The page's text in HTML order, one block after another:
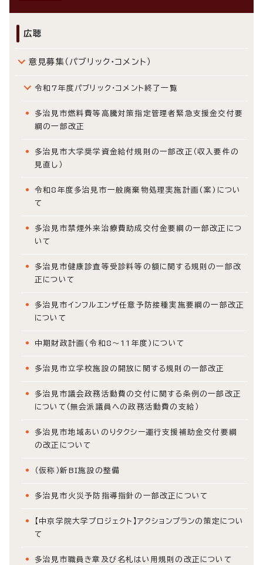
広聴
意見募集（パブリック・コメント）
令和7年度パブリック・コメント終了一覧
多治見市燃料費等高騰対策指定管理者緊急支援金交付要
綱の一部改正
多治見市大学奨学資金給付規則の一部改正（収入要件の
見直し）
令和8年度多治見市一般廃棄物処理実施計画(案)につい
て
多治見市禁煙外来治療費助成交付金要綱の一部改正につ
いて
多治見市健康診査等受診料等の額に関する規則の一部改
正について
多治見市インフルエンザ任意予防接種実施要綱の一部改正
について
中期財政計画(令和8～11年度)について
多治見市立学校施設の開放に関する規則の一部改正
多治見市議会政務活動費の交付に関する条例の一部改正
について（無会派議員への政務活動費の支給）
多治見市地域あいのりタクシー運行支援補助金交付要綱
の改正について
（仮称）新BI施設の整備
多治見市火災予防指導指針の一部改正について
【中京学院大学プロジェクト】アクションプランの策定につい
て
多治見市職員き章及び名札はい用規則の改正について